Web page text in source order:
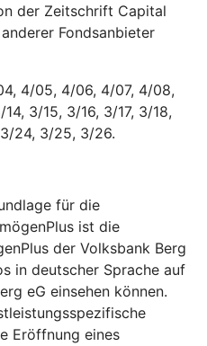
der Zeitschrift Capital
Fondsanbieter
4/05, 4/06, 4/07, 4/08,
3/15, 3/16, 3/17, 3/18,
24, 3/25, 3/26.
für die
ist die
der Volksbank Berg
in deutscher Sprache auf
eG einsehen können.
Eröffnung eines